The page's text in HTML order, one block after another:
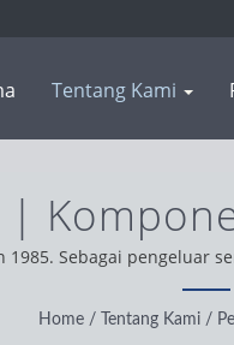
Tentang Kami
&
Sebagai
beroperasi dengan
produk
Home / Tentang Kami /